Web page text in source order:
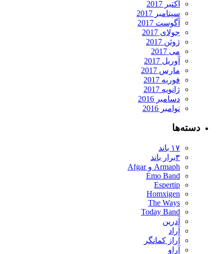
سپتامبر 2017
آگوست 2017
جولای 2017
مارس 2017
دسامبر 2016
Armaph و Afgar
Emo Band
Espertip
Homxigen
The Ways
Today Band
آراز کمانگر